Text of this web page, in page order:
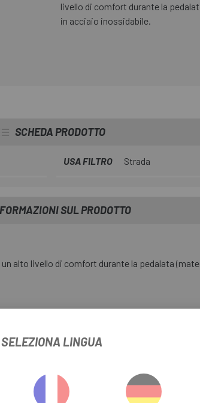
livello di comfort durante la
in acciaio inossidabile.
SCHEDA PRODOTTO
USA FILTRO Strada
SUL PRODOTTO
alto livello di comfort durante la pedalata
SELEZIONA LINGUA